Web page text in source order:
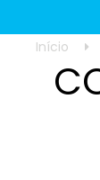
Início